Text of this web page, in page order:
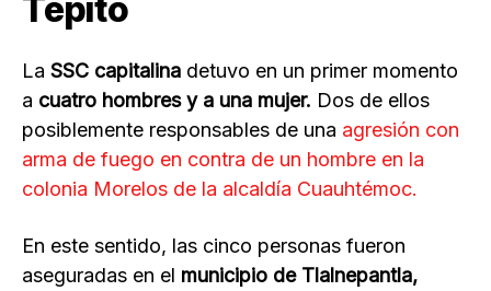
Tepito
La SSC capitalina detuvo en un primer momento
a cuatro hombres y a una mujer. Dos de ellos
posiblemente responsables de una agresión con
arma de fuego en contra de un hombre en la
colonia Morelos de la alcaldía Cuauhtémoc.
En este sentido, las cinco personas fueron
aseguradas en el municipio de Tlalnepantla,